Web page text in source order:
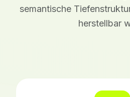
semantische
herstellbar